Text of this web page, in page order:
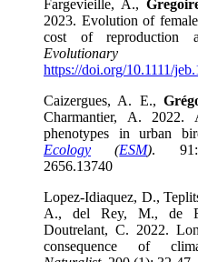
Fargevieille, A.,
2023. Evolution of
cost of reproduction
Evolutionary
https://doi.org/10.1111/
Caizergues, A. E.,
Charmantier, A. 2022.
phenotypes in urban
Ecology (ESM).
2656.13740
Lopez-Idiaquez, D.,
A., del Rey, M., de
Doutrelant, C. 2022.
consequence of